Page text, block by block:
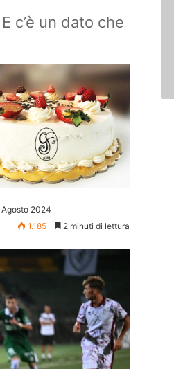
c’è un dato che
2024
1.185
2 minuti di lettura